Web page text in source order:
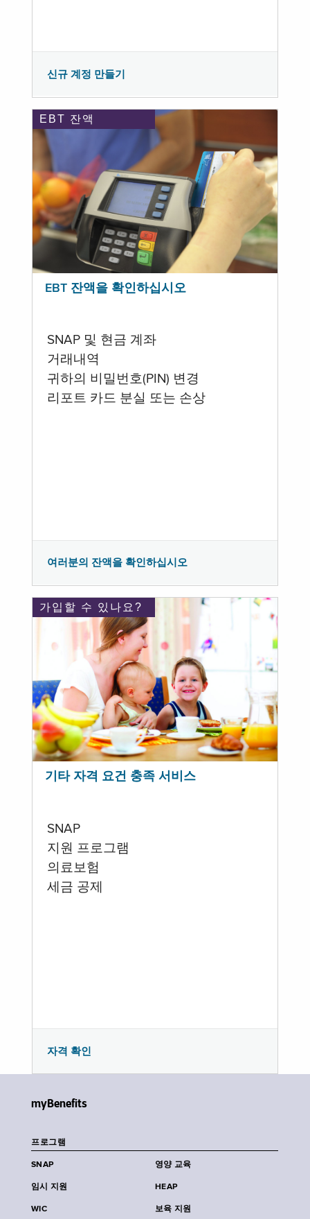
신규 계정 만들기
EBT 잔액
EBT 잔액을 확인하십시오
SNAP 및 현금 계좌
거래내역
귀하의 비밀번호(PIN) 변경
리포트 카드 분실 또는 손상
여러분의 잔액을 확인하십시오
가입할 수 있나요?
기타 자격 요건 충족 서비스
SNAP
지원 프로그램
의료보험
세금 공제
자격 확인
myBenefits
프로그램
SNAP 영양 교육
임시 지원 HEAP
WIC 보육 지원